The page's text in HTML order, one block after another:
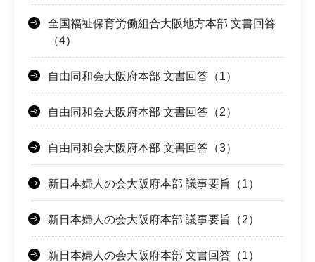
全国福祉保育労働組合大阪地方本部 文書回答
（4）
自由同和会大阪府本部 文書回答（1）
自由同和会大阪府本部 文書回答（2）
自由同和会大阪府本部 文書回答（3）
新日本婦人の会大阪府本部 議事要旨（1）
新日本婦人の会大阪府本部 議事要旨（2）
新日本婦人の会大阪府本部 文書回答（1）